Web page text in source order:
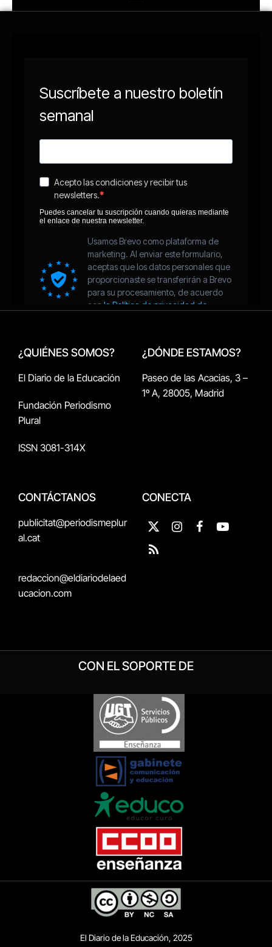
¿QUIÉNES SOMOS?
El Diario de la Educación
Fundación Periodismo
Plural
ISSN 3081-314X
¿DÓNDE ESTAMOS?
Paseo de las Acacias, 3 –
1º A, 28005, Madrid
CONTÁCTANOS
publicitat@periodismeplur
al.cat
redaccion@eldiariodelaed
ucacion.com
CONECTA
X
(Twitter)
InstagramFacebookYouTube
RSS
CON EL SOPORTE DE
El Diario de la Educación, 2025